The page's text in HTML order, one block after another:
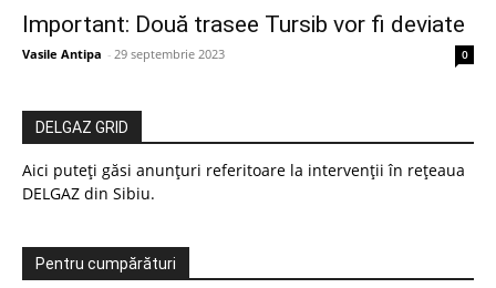
Important: Două trasee Tursib vor fi deviate
Vasile Antipa - 29 septembrie 2023 0
DELGAZ GRID
Aici puteți găsi anunțuri referitoare la intervenții în rețeaua
DELGAZ din Sibiu.
Pentru cumpărături